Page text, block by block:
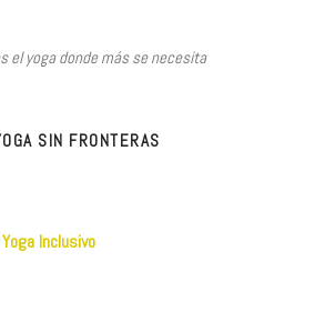
el yoga donde más se necesita
SIN FRONTERAS
Inclusivo